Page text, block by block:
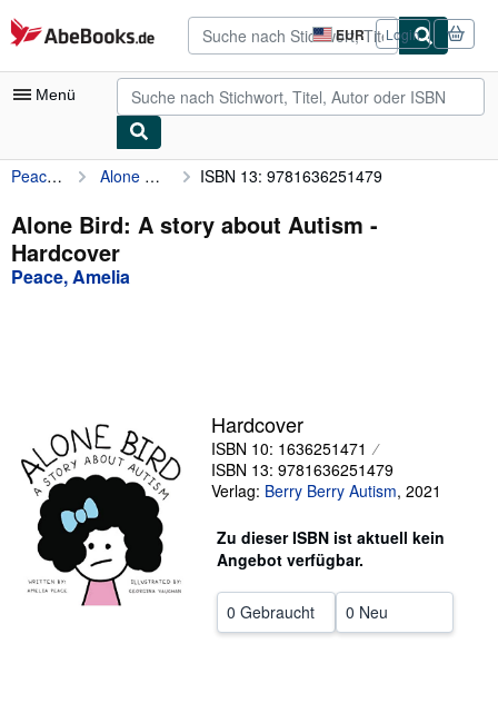
Zum Hauptinhalt
AbeBooks.de EUR
Seite
der
Einkaufseinstellungen.
Login
Menü
Nutzerkonto
Meine Bestellungen
Detailsuche
Verkäufer werden
Hilfe
SCHLIESSEN
Peace, Amelia Alone Bird: A story about Autism ISBN 13: 9781636251479
Alone Bird: A story about Autism -
Hardcover
Peace, Amelia
Hardcover
ISBN 10: 1636251471
ISBN 13: 9781636251479
Verlag: Berry Berry Autism, 2021
Zu dieser ISBN ist aktuell kein
Angebot verfügbar.
0 Gebraucht 0 Neu